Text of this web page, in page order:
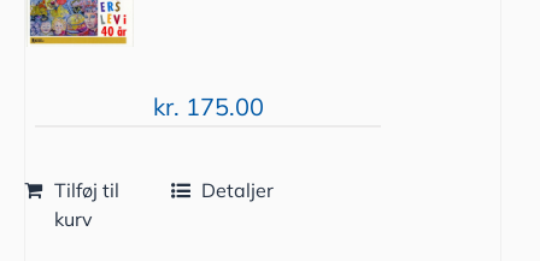
kr. 175.00
Tilføj til
kurv
Detaljer